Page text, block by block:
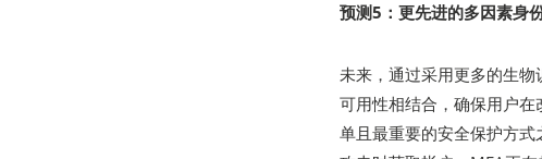
预测5：更先进的多因素身
未来，通过采用更多的生
可用性相结合，确保用户
单且最重要的安全保护方